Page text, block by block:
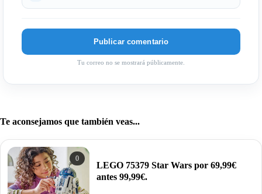
Tu correo no se mostrará públicamente.
Te aconsejamos que también veas...
0
LEGO 75379 Star Wars por 69,99€
antes 99,99€.